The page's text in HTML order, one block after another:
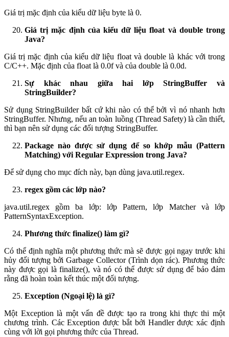
Giá trị mặc định của kiểu dữ liệu byte là 0.
Giá trị mặc định của kiểu dữ liệu float và double trong
Java?
Giá trị mặc định của kiểu dữ liệu float và double là khác với trong
C/C++. Mặc định của float là 0.0f và của double là 0.0d.
Sự khác nhau giữa hai lớp StringBuffer và
StringBuilder?
Sử dụng StringBuilder bất cứ khi nào có thể bởi vì nó nhanh hơn
StringBuffer. Nhưng, nếu an toàn luồng (Thread Safety) là cần thiết,
thì bạn nên sử dụng các đối tượng StringBuffer.
Package nào được sử dụng để so khớp mẫu (Pattern
Matching) với Regular Expression trong Java?
Để sử dụng cho mục đích này, bạn dùng java.util.regex.
regex gồm các lớp nào?
java.util.regex gồm ba lớp: lớp Pattern, lớp Matcher và lớp
PatternSyntaxException.
Phương thức finalize() làm gì?
Có thể định nghĩa một phương thức mà sẽ được gọi ngay trước khi
hủy đối tượng bởi Garbage Collector (Trình dọn rác). Phương thức
này được gọi là finalize(), và nó có thể được sử dụng để bảo đảm
rằng đã hoàn toàn kết thúc một đối tượng.
Exception (Ngoại lệ) là gì?
Một Exception là một vấn đề được tạo ra trong khi thực thi một
chương trình. Các Exception được bắt bởi Handler được xác định
cùng với lời gọi phương thức của Thread.